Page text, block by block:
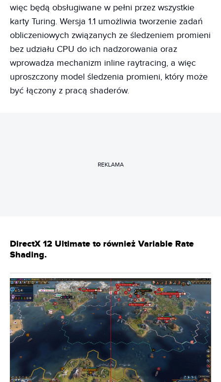
więc będą obsługiwane w pełni przez wszystkie
karty Turing. Wersja 1.1 umożliwia tworzenie zadań
obliczeniowych związanych ze śledzeniem promieni
bez udziału CPU do ich nadzorowania oraz
wprowadza mechanizm inline raytracing, a więc
uproszczony model śledzenia promieni, który może
być łączony z pracą shaderów.
REKLAMA
DirectX 12 Ultimate to również Variable Rate
Shading.